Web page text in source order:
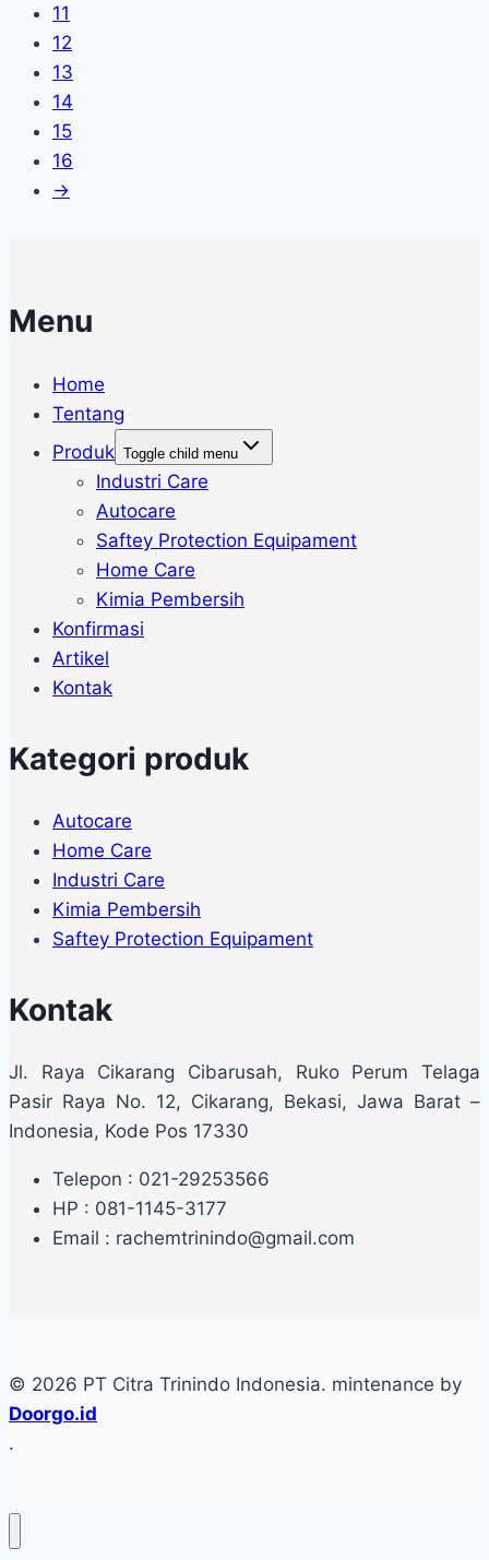
11
12
13
14
15
16
→
Menu
Home
Tentang
Produk Toggle child menu
Industri Care
Autocare
Saftey Protection Equipament
Home Care
Kimia Pembersih
Konfirmasi
Artikel
Kontak
Kategori produk
Autocare
Home Care
Industri Care
Kimia Pembersih
Saftey Protection Equipament
Kontak
Jl. Raya Cikarang Cibarusah, Ruko Perum Telaga
Pasir Raya No. 12, Cikarang, Bekasi, Jawa Barat –
Indonesia, Kode Pos 17330
Telepon : 021-29253566
HP : 081-1145-3177
Email : rachemtrinindo@gmail.com
© 2026 PT Citra Trinindo Indonesia. mintenance by
Doorgo.id
.